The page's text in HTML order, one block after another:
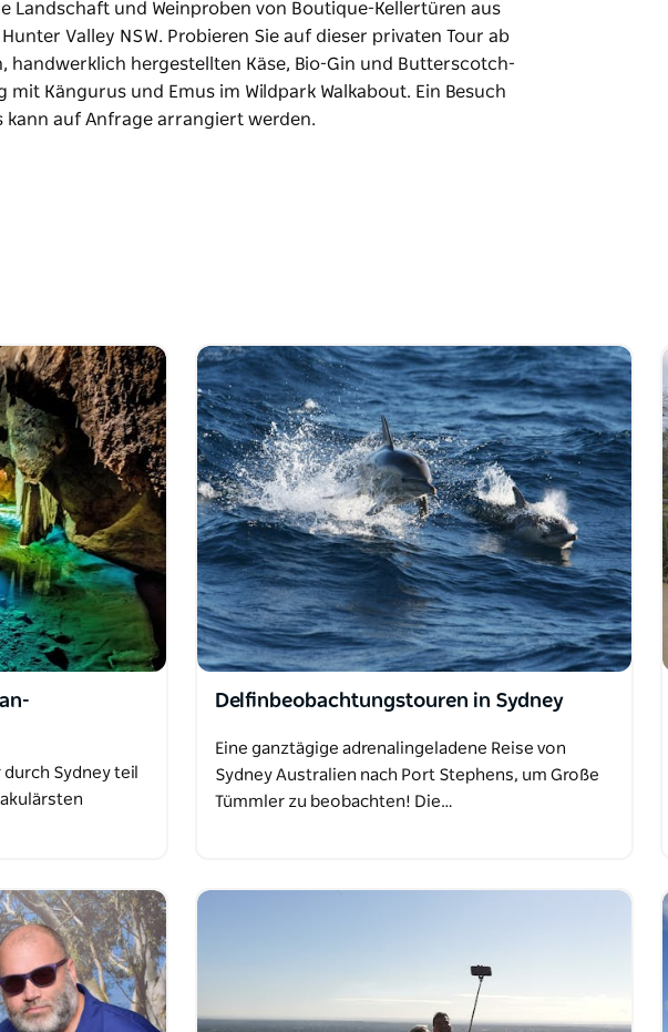
Landschaft und Weinproben von Boutique-Kellertüren aus
Valley NSW. Probieren Sie auf dieser privaten Tour ab
handwerklich hergestellten Käse, Bio-Gin und Butterscotch-
mit Kängurus und Emus im Wildpark Walkabout. Ein Besuch
kann auf Anfrage arrangiert werden.
Valley NSW. Probieren Sie auf dieser privaten Tour ab
Sydney teil
Delfinbeobachtungstouren in Sydney
Eine ganztägige adrenalingeladene Reise von
Sydney Australien nach Port Stephens, um Große
Tümmler zu beobachten! Die…